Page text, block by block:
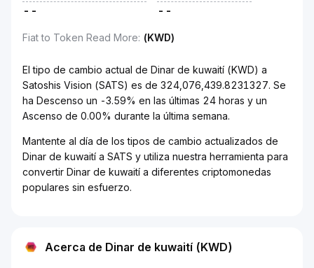
-- --
Fiat to Token Read More: (KWD)
El tipo de cambio actual de Dinar de kuwaití (KWD) a
Satoshis Vision (SATS) es de 324,076,439.8231327. Se
ha Descenso un -3.59% en las últimas 24 horas y un
Ascenso de 0.00% durante la última semana.
Mantente al día de los tipos de cambio actualizados de
Dinar de kuwaití a SATS y utiliza nuestra herramienta para
convertir Dinar de kuwaití a diferentes criptomonedas
populares sin esfuerzo.
Acerca de Dinar de kuwaití (KWD)